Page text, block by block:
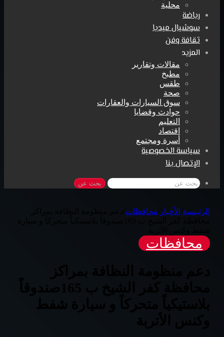
محلية
رياضة
سوشيال ميديا
ثقافة وفن
المزيد
مقالات وتقارير
مطبخ
طقس
صحة
سوق السيارات والعقارات
حوادث وقضايا
التعليم
اقتصاد
أسرة ومجتمع
سياسة الخصوصية
الإتصال بنا
بحث عن
الرئيسية الأخبار محافظات
محافظات